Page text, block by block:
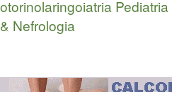
otorinolaringoiatria Pediatria
& Nefrologia